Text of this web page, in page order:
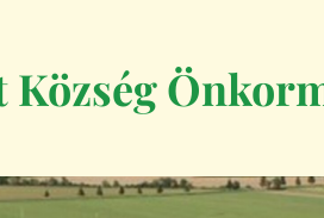
Község